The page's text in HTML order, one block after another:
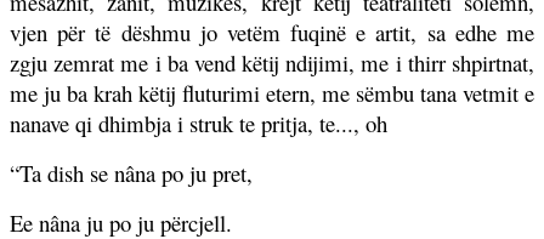
vjen për të dëshmu jo vetëm fuqinë e artit, sa edhe me
zgju zemrat me i ba vend këtij ndijimi, me i thirr shpirtnat,
me ju ba krah këtij fluturimi etern, me sëmbu tana vetmit e
nanave qi dhimbja i struk te pritja, te..., oh
“Ta dish se nâna po ju pret,
Ee nâna ju po ju përcjell.